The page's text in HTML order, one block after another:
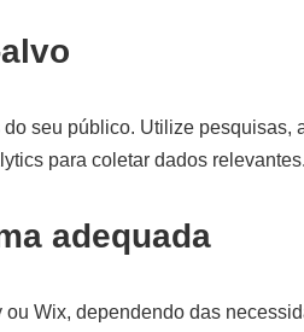
seu público. Utilize pesquisas,
para coletar dados relevantes.
adequada
Wix, dependendo das